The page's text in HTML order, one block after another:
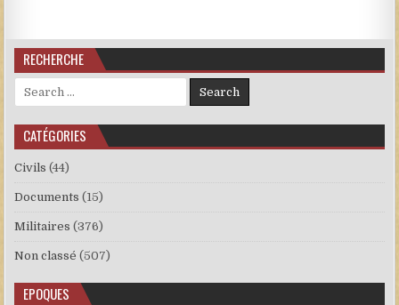
RECHERCHE
Search for:
CATÉGORIES
Civils (44)
Documents (15)
Militaires (376)
Non classé (507)
EPOQUES